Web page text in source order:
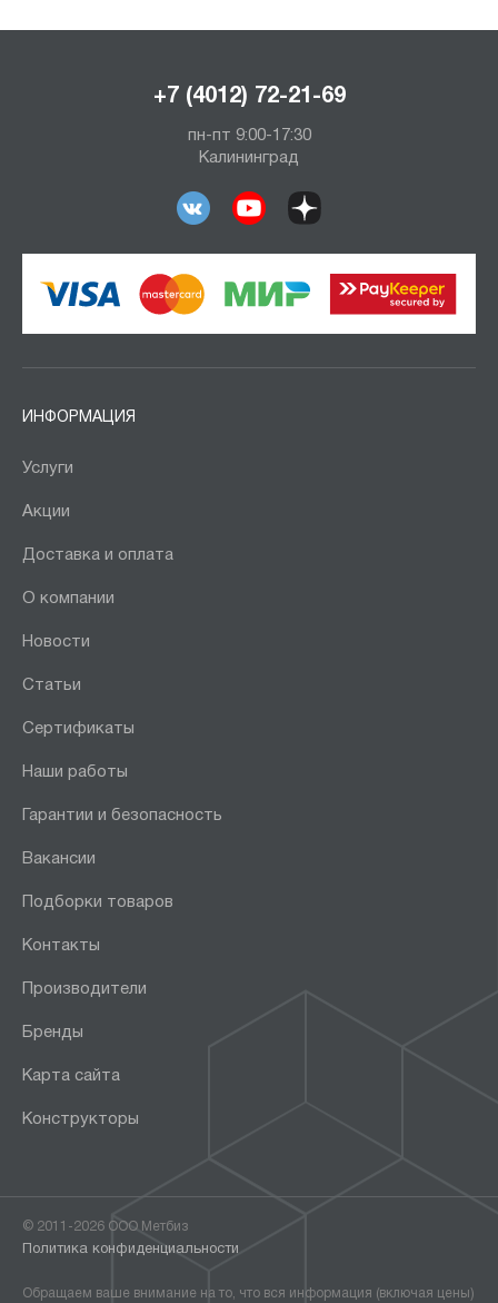
+7 (4012) 72-21-69
пн-пт 9:00-17:30
Калининград
ИНФОРМАЦИЯ
Услуги
Акции
Доставка и оплата
О компании
Новости
Статьи
Сертификаты
Наши работы
Гарантии и безопасность
Вакансии
Подборки товаров
Контакты
Производители
Бренды
Карта сайта
Конструкторы
© 2011-2026 ООО Метбиз
Политика конфиденциальности
Обращаем ваше внимание на то, что вся информация (включая цены)